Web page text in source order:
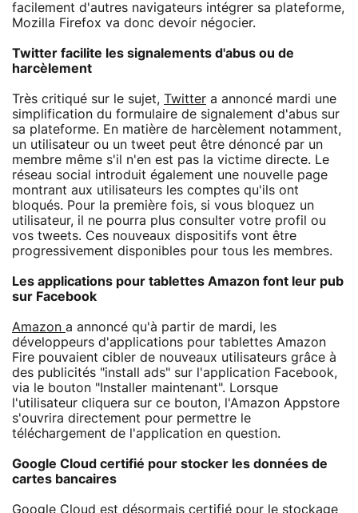
facilement d'autres navigateurs intégrer sa plateforme,
Mozilla Firefox va donc devoir négocier.
Twitter facilite les signalements d'abus ou de
harcèlement
Très critiqué sur le sujet, Twitter a annoncé mardi une
simplification du formulaire de signalement d'abus sur
sa plateforme. En matière de harcèlement notamment,
un utilisateur ou un tweet peut être dénoncé par un
membre même s'il n'en est pas la victime directe. Le
réseau social introduit également une nouvelle page
montrant aux utilisateurs les comptes qu'ils ont
bloqués. Pour la première fois, si vous bloquez un
utilisateur, il ne pourra plus consulter votre profil ou
vos tweets. Ces nouveaux dispositifs vont être
progressivement disponibles pour tous les membres.
Les applications pour tablettes Amazon font leur pub
sur Facebook
Amazon a annoncé qu'à partir de mardi, les
développeurs d'applications pour tablettes Amazon
Fire pouvaient cibler de nouveaux utilisateurs grâce à
des publicités "install ads" sur l'application Facebook,
via le bouton "Installer maintenant". Lorsque
l'utilisateur cliquera sur ce bouton, l'Amazon Appstore
s'ouvrira directement pour permettre le
téléchargement de l'application en question.
Google Cloud certifié pour stocker les données de
cartes bancaires
Google Cloud est désormais certifié pour le stockage